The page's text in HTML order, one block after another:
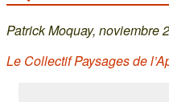
Patrick Moquay, noviembre
Le Collectif Paysages de